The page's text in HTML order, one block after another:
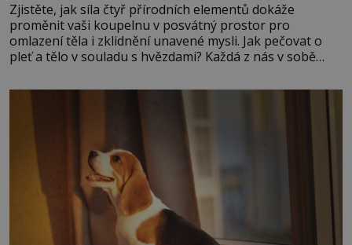
Zjistěte, jak síla čtyř přírodních elementů dokáže
proměnit vaši koupelnu v posvátný prostor pro
omlazení těla i zklidnění unavené mysli. Jak pečovat o
pleť a tělo v souladu s hvězdami? Každá z nás v sobě
povaze, ale i v potřebách naší pokožky. Ohnivá znamení
Ženy narozené ve znamení Berana, Lva a Střelce v sobě
nesou žár, odvahu a neutuchající elán. Vaše